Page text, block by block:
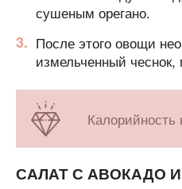
сушеным орегано.
После этого овощи
измельченный
Калорийность
САЛАТ С АВОКАДО